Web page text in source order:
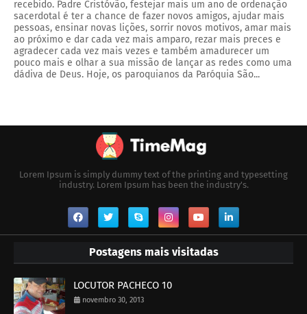
recebido. Padre Cristóvão, festejar mais um ano de ordenação
sacerdotal é ter a chance de fazer novos amigos, ajudar mais
pessoas, ensinar novas lições, sorrir novos motivos, amar mais
ao próximo e dar cada vez mais amparo, rezar mais preces e
agradecer cada vez mais vezes e também amadurecer um
pouco mais e olhar a sua missão de lançar as redes como uma
dádiva de Deus. Hoje, os paroquianos da Paróquia São...
Lorem Ipsum is simply dummy text of the printing and typesetting
industry. Lorem Ipsum has been the industry's.
Postagens mais visitadas
LOCUTOR PACHECO 10
novembro 30, 2013